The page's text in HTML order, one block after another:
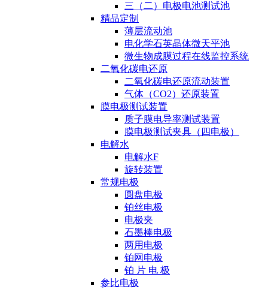
三（二）电极电池测试池
精品定制
薄层流动池
电化学石英晶体微天平池
微生物成膜过程在线监控系统
二氧化碳电还原
二氧化碳电还原流动装置
气体（CO2）还原装置
膜电极测试装置
质子膜电导率测试装置
膜电极测试夹具（四电极）
电解水
电解水F
旋转装置
常规电极
圆盘电极
铂丝电极
电极夹
石墨棒电极
两用电极
铂网电极
铂 片 电 极
参比电极